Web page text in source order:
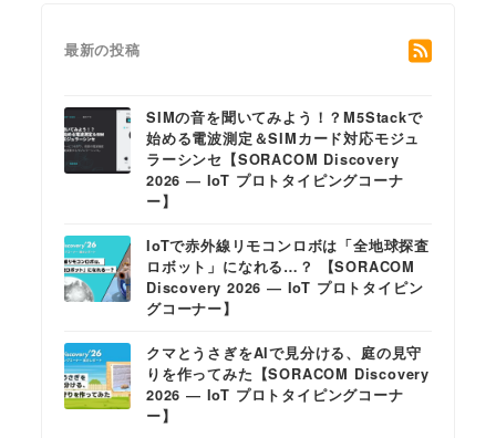
最新の投稿
SIMの音を聞いてみよう！？M5Stackで
始める電波測定＆SIMカード対応モジュ
ラーシンセ【SORACOM Discovery
2026 ― IoT プロトタイピングコーナ
ー】
IoTで赤外線リモコンロボは「全地球探査
ロボット」になれる…？ 【SORACOM
Discovery 2026 ― IoT プロトタイピン
グコーナー】
クマとうさぎをAIで見分ける、庭の見守
りを作ってみた【SORACOM Discovery
2026 ― IoT プロトタイピングコーナ
ー】